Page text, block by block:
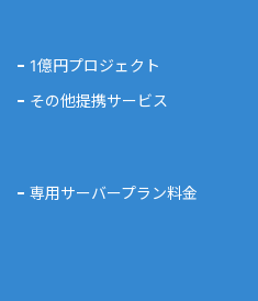
1億円プロジェクト
その他提携サービス
専用サーバープラン料金